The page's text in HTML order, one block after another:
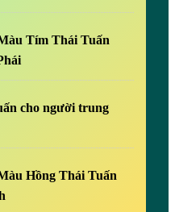
Tím Thái Tuấn
cho người trung
Hồng Thái Tuấn